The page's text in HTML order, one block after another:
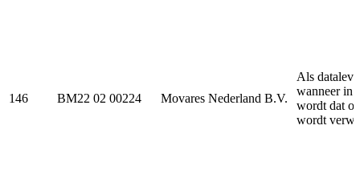
146 BM22 02 00224 Movares Nederland B.V.
Als
wanneer in
wordt dat
wordt